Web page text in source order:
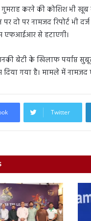
करने की कोशिश भी खूब
दो पर नामजद रिपोर्ट भी
एफआईआर से हटाएगी।
बेटी के खिलाफ पर्याप्त
दिया गया है। मामले में
Twitter